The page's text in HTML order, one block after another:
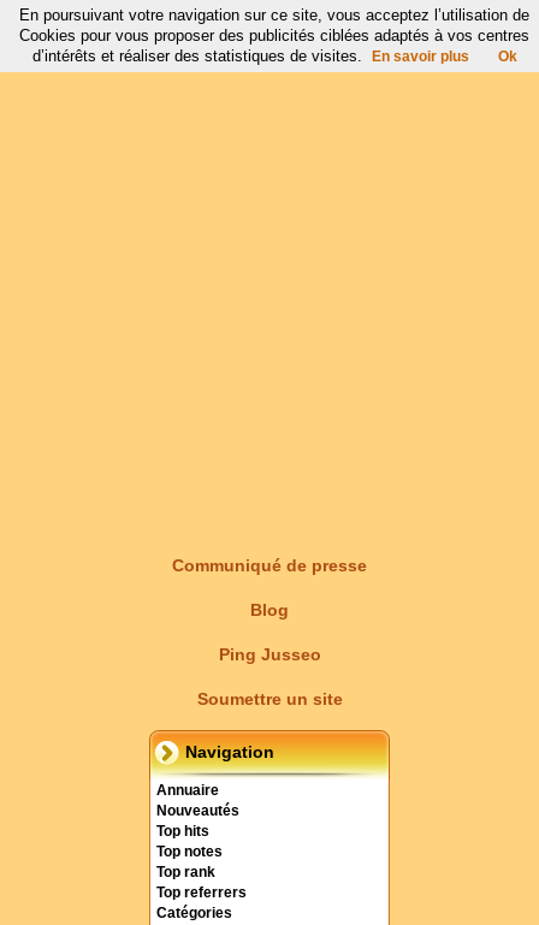
Communiqué de presse
Blog
Ping Jusseo
Soumettre un site
Navigation
Annuaire
Nouveautés
Top hits
Top notes
Top rank
Top referrers
Catégories
En poursuivant votre navigation sur ce site, vous acceptez l’utilisation de
Cookies pour vous proposer des publicités ciblées adaptés à vos centres
d’intérêts et réaliser des statistiques de visites.
En savoir plus Ok